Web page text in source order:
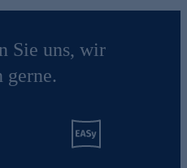
Sie uns, wir
gerne.